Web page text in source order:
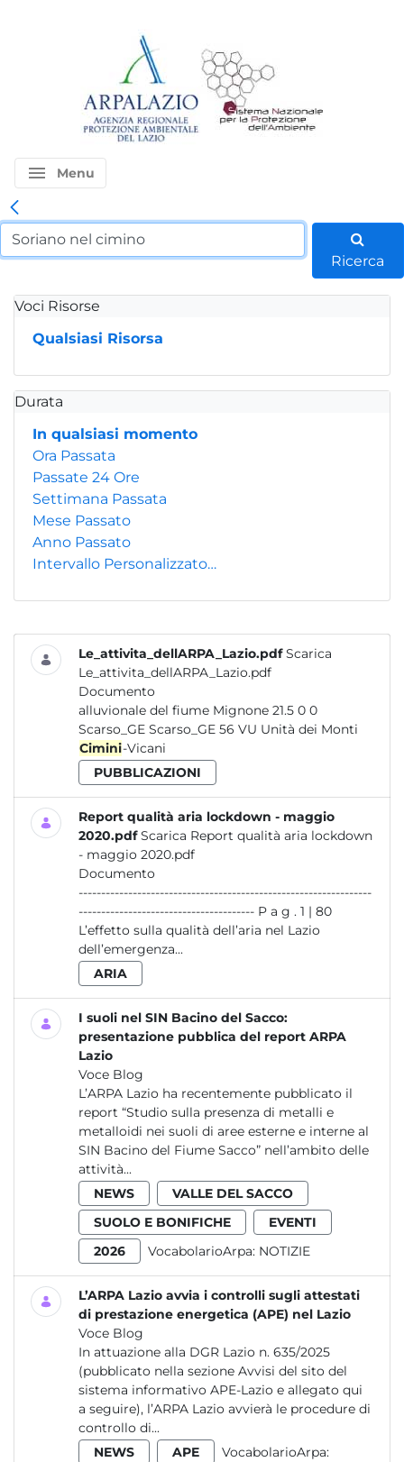
menu Menu
Ricerca
Voci Risorse
Qualsiasi Risorsa
Durata
In qualsiasi momento
Ora Passata
Passate 24 Ore
Settimana Passata
Mese Passato
Anno Passato
Intervallo Personalizzato…
Le_attivita_dellARPA_Lazio.pdf Scarica
Le_attivita_dellARPA_Lazio.pdf
Documento
alluvionale del fiume Mignone 21.5 0 0
Scarso_GE Scarso_GE 56 VU Unità dei Monti
Cimini-Vicani
PUBBLICAZIONI
Report qualità aria lockdown - maggio
2020.pdf Scarica Report qualità aria lockdown
- maggio 2020.pdf
Documento
-----------------------------------------------------------------
--------------------------------------- P a g . 1 | 80
L’effetto sulla qualità dell’aria nel Lazio
dell’emergenza...
ARIA
I suoli nel SIN Bacino del Sacco:
presentazione pubblica del report ARPA
Lazio
Voce Blog
L’ARPA Lazio ha recentemente pubblicato il
report “Studio sulla presenza di metalli e
metalloidi nei suoli di aree esterne e interne al
SIN Bacino del Fiume Sacco” nell’ambito delle
attività...
NEWS
VALLE DEL SACCO
SUOLO E BONIFICHE
EVENTI
2026
VocabolarioArpa: NOTIZIE
L’ARPA Lazio avvia i controlli sugli attestati
di prestazione energetica (APE) nel Lazio
Voce Blog
In attuazione alla DGR Lazio n. 635/2025
(pubblicato nella sezione Avvisi del sito del
sistema informativo APE-Lazio e allegato qui
a seguire), l’ARPA Lazio avvierà le procedure di
controllo di...
NEWS
APE
VocabolarioArpa: